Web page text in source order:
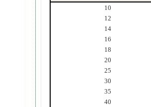
10
12
14
16
18
20
25
30
35
40